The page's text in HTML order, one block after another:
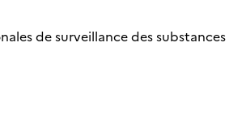
de surveillance des substances